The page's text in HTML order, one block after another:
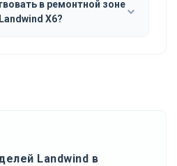
в ремонтной зоне
X6?
Landwind в